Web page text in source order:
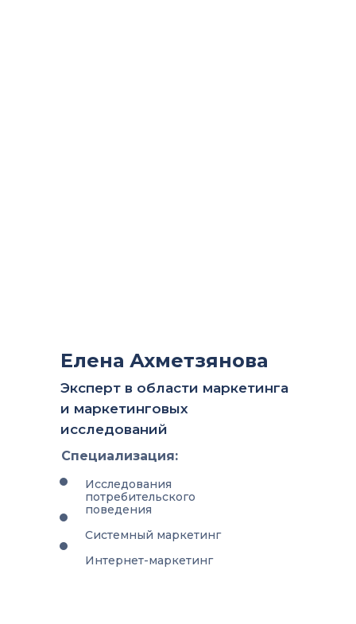
Елена Ахметзянова
Эксперт в области маркетинга
и маркетинговых
исследований
Специализация:
Исследования
потребительского
поведения
Системный маркетинг
Интернет-маркетинг